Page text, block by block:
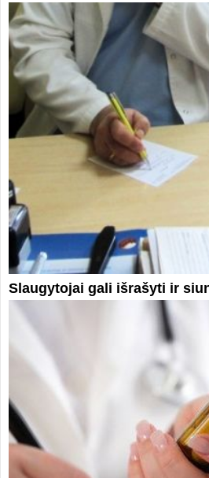
Slaugytojai gali išrašyti ir